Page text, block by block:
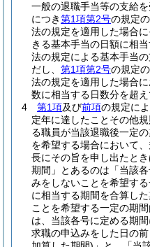
一般の退職手当等の支給
につき第1項第2号の規定
法の規定を適用した場合
きる基本手当の日額に相
法の規定による基本手当
だし、 第1項第2号の規定
法の規定を適用した場合
数に相当する日数分を超え
4
第1項及び前項の規定に
定年に達したことその他
る職員が当該退職後一定
を希望する場合において
長にその旨を申し出たとき
期間」とあるのは「当該
みをしないことを希望す
に相当する期間を合算した
ことを希望する一定の期
は、当該各号に定める期
求職の申込みをした日の